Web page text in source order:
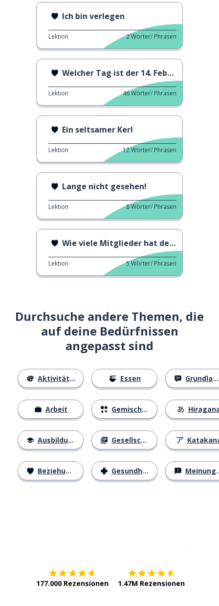
Ich bin verlegen
Lektion 2Wörter/ Phrasen
Welcher Tag ist der 14. Februar?
Lektion 46Wörter/ Phrasen
Ein seltsamer Kerl
Lektion 12Wörter/ Phrasen
Lange nicht gesehen!
Lektion 8Wörter/ Phrasen
Wie viele Mitglieder hat deine Familie?
Lektion 5Wörter/ Phrasen
Durchsuche andere Themen, die
auf deine Bedürfnissen
angepasst sind
Aktivitäten
Arbeit
Ausbildung
Beziehungen
Essen
Gemischtes
Gesellschaft
Gesundheit
Grundlagen
Meinungen
177.000 Rezensionen 1.47M Rezensionen